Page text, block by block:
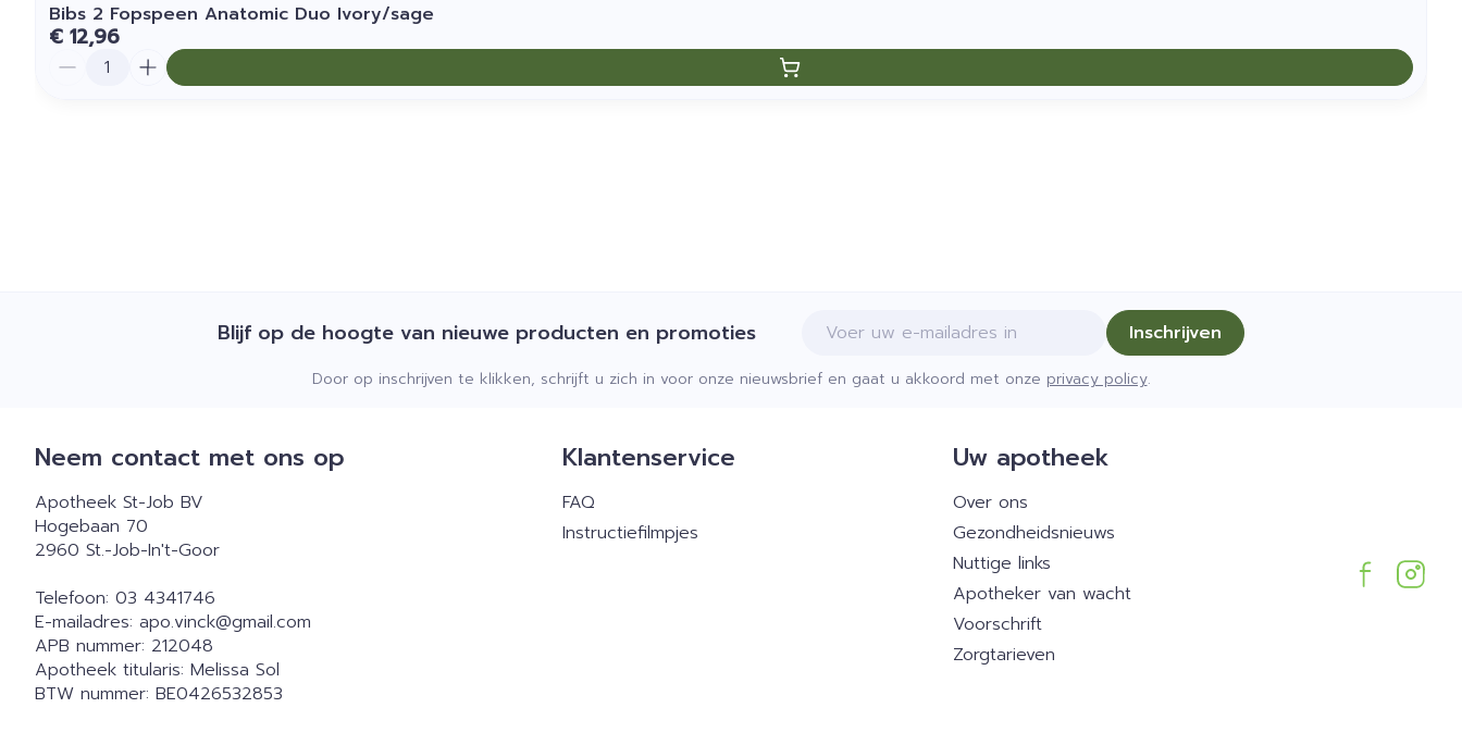
Bibs 2 Fopspeen Anatomic Duo Ivory/sage
€ 12,96
Blijf op de hoogte van nieuwe producten en promoties E-mail adres Inschrijven
Door op inschrijven te klikken, schrijft u zich in voor onze nieuwsbrief en gaat u akkoord met onze privacy policy.
Neem contact met ons op
Apotheek St-Job BV
Hogebaan 70
2960 St.-Job-In't-Goor
Telefoon: 03 4341746
E-mailadres: apo.vinck@gmail.com
APB nummer: 212048
Apotheek titularis: Melissa Sol
BTW nummer: BE0426532853
Klantenservice
FAQ
Instructiefilmpjes
Uw apotheek
Over ons
Gezondheidsnieuws
Nuttige links
Apotheker van wacht
Voorschrift
Zorgtarieven